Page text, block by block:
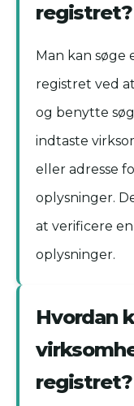
registret?
Man kan søge
registret ved
og benytte
indtaste
eller adresse
oplysninger.
at verificere
oplysninger.
Hvordan
registret?